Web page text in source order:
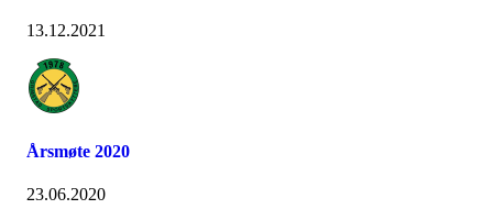
13.12.2021
Årsmøte 2020
23.06.2020